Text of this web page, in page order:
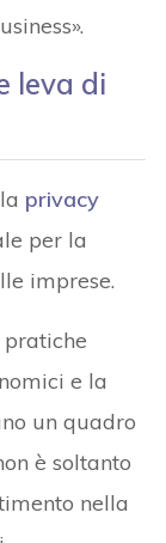
leva di
privacy
per la
imprese.
e la
un quadro
è soltanto
nella